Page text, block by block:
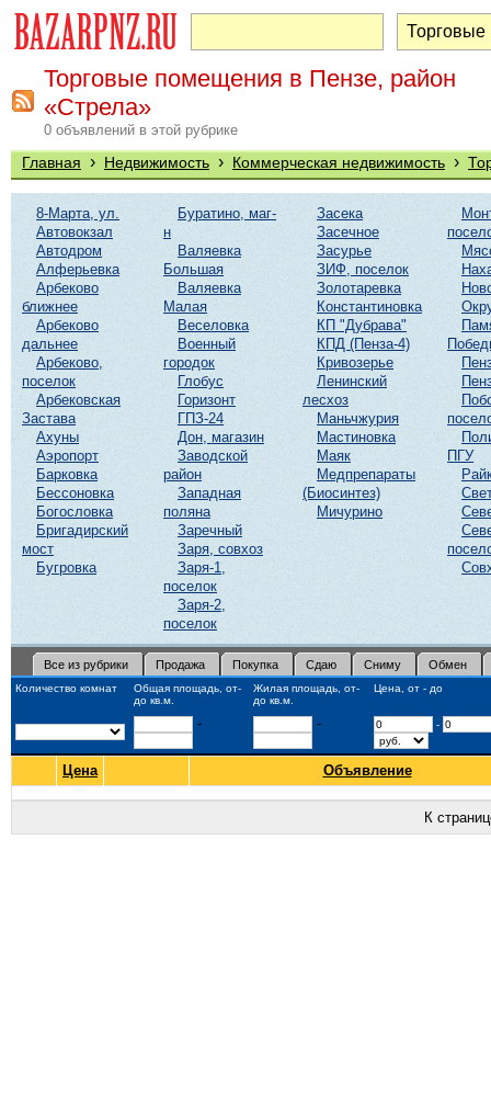
Торговые помещения в Пензе, район
«Стрела»
0 объявлений в этой рубрике
Главная › Недвижимость › Коммерческая недвижимость ›
8-Марта, ул.
Автовокзал
Автодром
Алферьевка
Арбеково
ближнее
Арбеково
дальнее
Арбеково,
поселок
Арбековская
Застава
Ахуны
Аэропорт
Барковка
Бессоновка
Богословка
Бригадирский
мост
Бугровка
Буратино, маг-
н
Валяевка
Большая
Валяевка
Малая
Веселовка
Военный
городок
Глобус
Горизонт
ГПЗ-24
Дон, магазин
Заводской
район
Западная
поляна
Заречный
Заря, совхоз
Заря-1,
поселок
Заря-2,
поселок
Засека
Засечное
Засурье
ЗИФ, поселок
Золотаревка
Константиновка
КП "Дубрава"
КПД (Пенза-4)
Кривозерье
Ленинский
лесхоз
Маньчжурия
Мастиновка
Маяк
Медпрепараты
(Биосинтез)
Мичурино
ПГУ
Все из рубрики Продажа Покупка Сдаю Сниму Обмен
Количество комнат
Общая площадь, от-
до кв.м.
Жилая площадь, от-
до кв.м.
Цена, от - до
- - -
Цена Объявление
К